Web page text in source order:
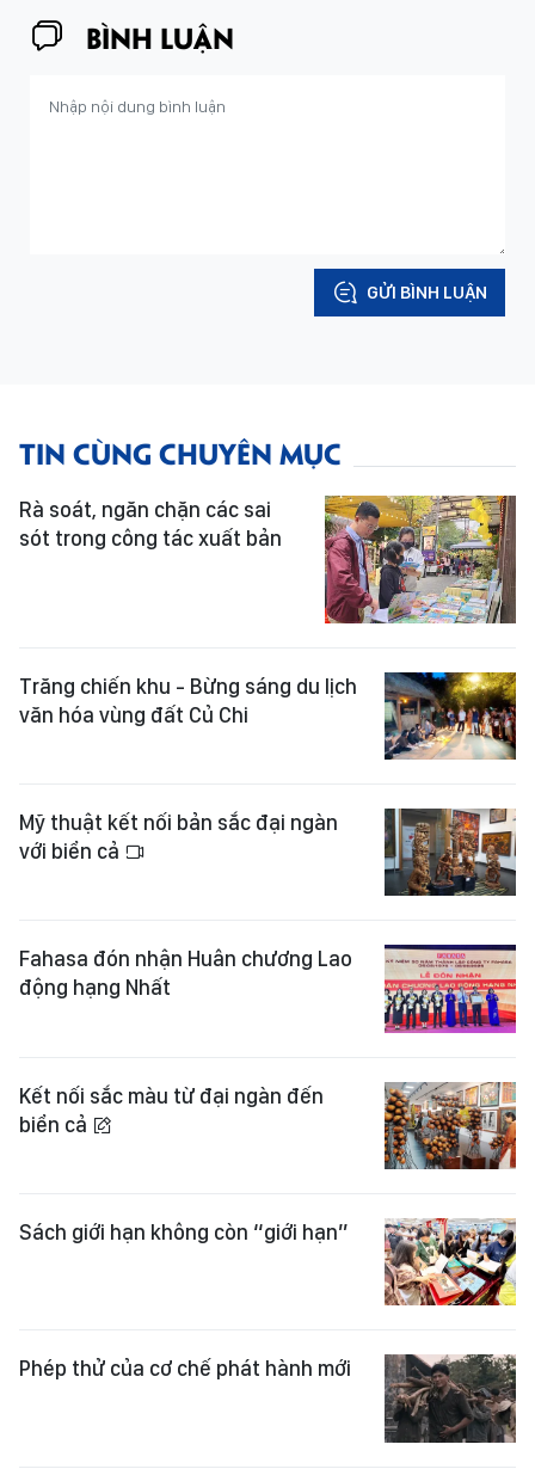
BÌNH LUẬN
GỬI BÌNH LUẬN
TIN CÙNG CHUYÊN MỤC
Rà soát, ngăn chặn các sai
sót trong công tác xuất bản
Trăng chiến khu - Bừng sáng du lịch
văn hóa vùng đất Củ Chi
Mỹ thuật kết nối bản sắc đại ngàn
với biển cả
Fahasa đón nhận Huân chương Lao
động hạng Nhất
Kết nối sắc màu từ đại ngàn đến
biển cả
Sách giới hạn không còn “giới hạn”
Phép thử của cơ chế phát hành mới